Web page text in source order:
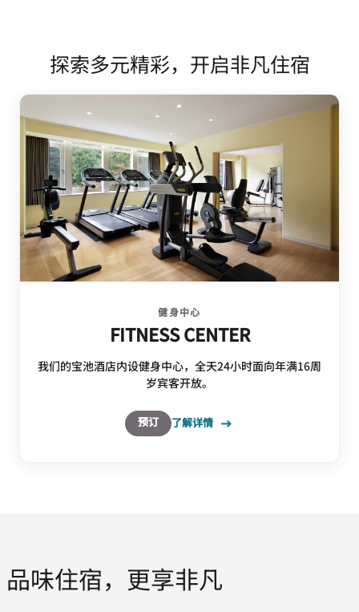
探索多元精彩，开启非凡住宿
健身中心
FITNESS CENTER
我们的宝池酒店内设健身中心，全天24小时面向年满16周
岁宾客开放。
预订 了解详情
品味住宿，更享非凡